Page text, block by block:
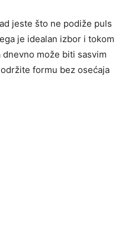
jeste što ne podiže puls
je idealan izbor i tokom
može biti sasvim
formu bez osećaja